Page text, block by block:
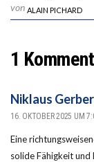
von ALAIN PICHARD
1
Niklaus Gerber
16. OKTOBER 2025 UM
Eine
solide Fähigkeit und